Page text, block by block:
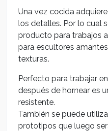
Una vez cocida
los detalles. Por lo cual
producto para trabajos
para escultores
texturas.
Perfecto para trabajar
después de hornear es
resistente.
También se puede
prototipos que luego